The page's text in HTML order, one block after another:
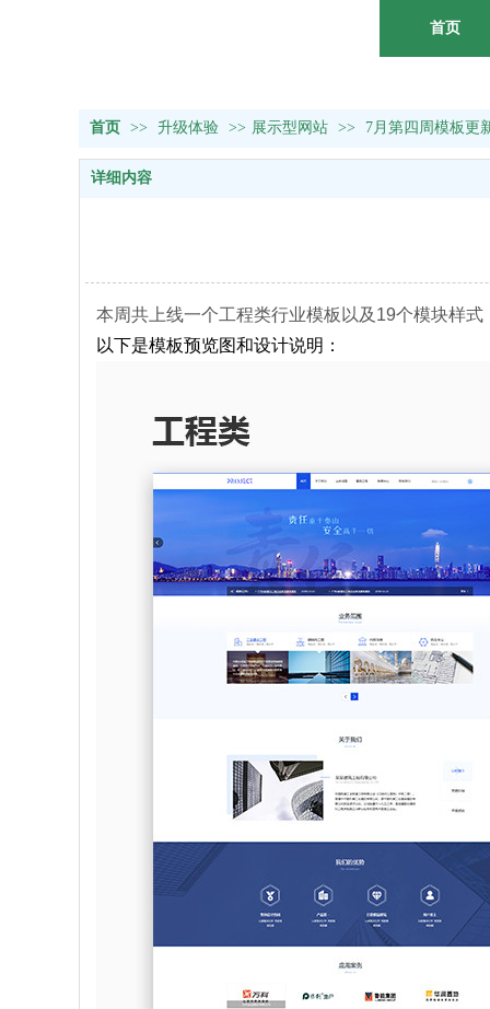
首页
首页 >> 升级体验 >> 展示型网站 >> 7月第四周模板更
详细内容
本周共上线一个工程类行业模板以及19个模块样式
以下是模板预览图和设计说明：